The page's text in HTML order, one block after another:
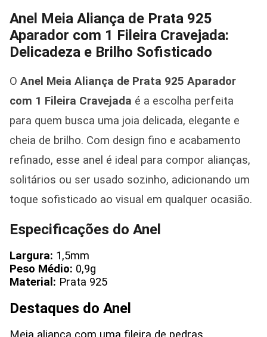
Anel Meia Aliança de Prata 925
Aparador com 1 Fileira Cravejada:
Delicadeza e Brilho Sofisticado
O Anel Meia Aliança de Prata 925 Aparador
com 1 Fileira Cravejada é a escolha perfeita
para quem busca uma joia delicada, elegante e
cheia de brilho. Com design fino e acabamento
refinado, esse anel é ideal para compor alianças,
solitários ou ser usado sozinho, adicionando um
toque sofisticado ao visual em qualquer ocasião.
Especificações do Anel
Largura: 1,5mm
Peso Médio: 0,9g
Material: Prata 925
Destaques do Anel